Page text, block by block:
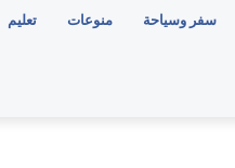
سفر وسياحة منوعات تعليم